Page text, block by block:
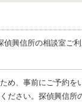
興信所の相談室ご利
め、事前にご予約を
ださい。探偵興信所